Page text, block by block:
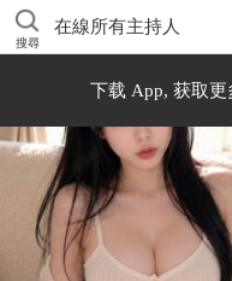
搜尋
在線所有主持人
下载 App, 获取更